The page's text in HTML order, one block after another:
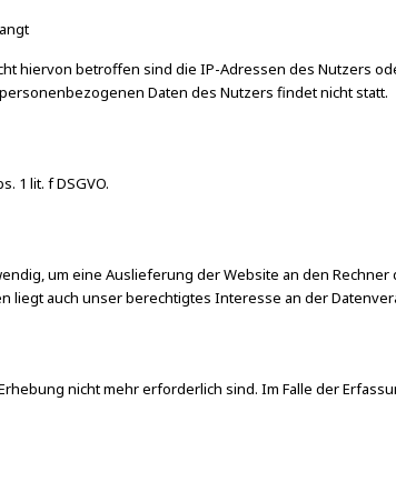
hiervon betroffen sind die IP-Adressen des Nutzers
Daten des Nutzers findet nicht statt.
1 lit. f DSGVO.
um eine Auslieferung der Website an den
auch unser berechtigtes Interesse an der
nicht mehr erforderlich sind. Im Falle der